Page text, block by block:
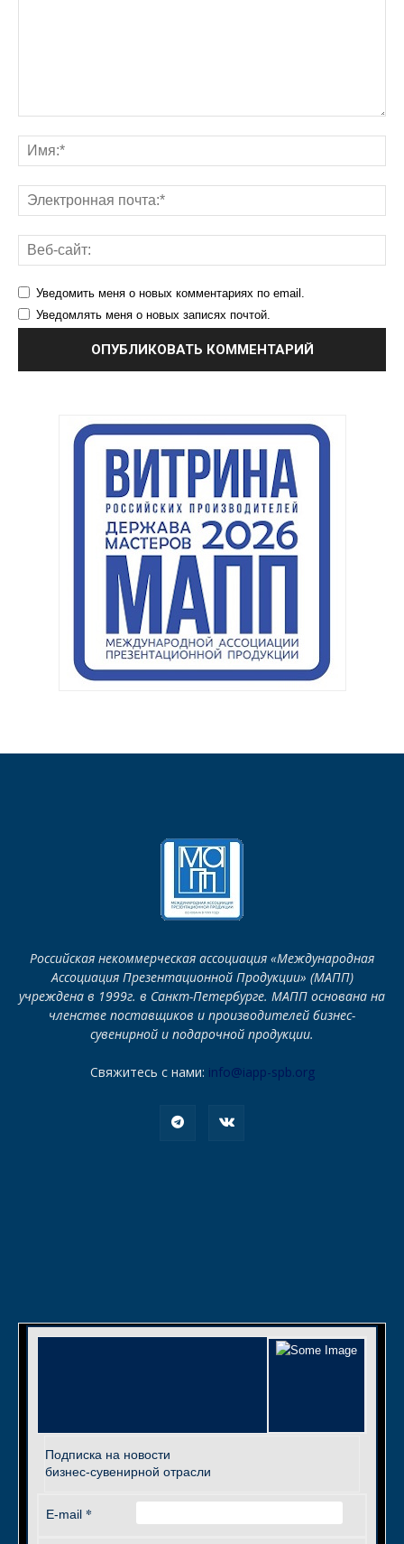
Уведомить меня о новых комментариях по email.
Уведомлять меня о новых записях почтой.
Российская некоммерческая ассоциация «Международная
Ассоциация Презентационной Продукции» (МАПП)
учреждена в 1999г. в Санкт-Петербурге. МАПП основана на
членстве поставщиков и производителей бизнес-
сувенирной и подарочной продукции.
Свяжитесь с нами: info@iapp-spb.org
Подписка на новости
бизнес-сувенирной отрасли
E-mail *